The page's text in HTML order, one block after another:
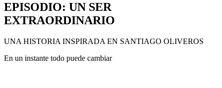
EPISODIO: UN SER
EXTRAORDINARIO
UNA HISTORIA INSPIRADA EN SANTIAGO OLIVEROS
En un instante todo puede cambiar